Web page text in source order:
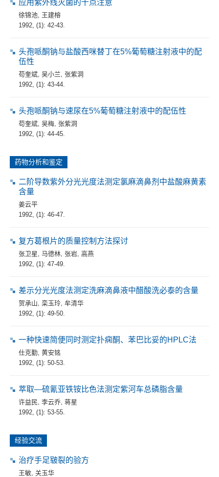
应用紫外线灭菌的十点注意
徐锦池
王建榕
1992, (1): 42-43.
头孢哌酮钠与盐酸西咪替丁在5%葡萄糖注射液中的配
伍性
苟奎斌 吴小兰
张紫洞
1992, (1): 43-44.
头孢哌酮钠与速尿在5%葡萄糖注射液中的配伍性
苟奎斌 吴梅 张紫洞
1992, (1): 44-45.
药物分析和鉴定
二阶导数紫外分光光度法测定氯麻滴鼻剂中盐酸麻黄素
含量
姜云平
1992, (1): 46-47.
复方葛根片的质量控制方法探讨
张卫星 马德林 张岩 高燕
1992, (1): 47-49.
差示分光光度法测定洗麻滴鼻液中醋酸洗必泰的含量
贺承山 栾玉玲 牟清华
1992, (1): 49-50.
一种快速简便同时测定扑痫酮、苯巴比妥的HPLC法
仕克勤 黄安铭
1992, (1): 50-53.
萃取—硫氰亚铁铵比色法测定紫河车总磷脂含量
许益民 李云乔 蒋星
1992, (1): 53-55.
经验交流
治疗手足皲裂的验方
王敏 关玉华